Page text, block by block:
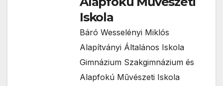
Iskola
Báró Wesselényi Miklós
Alapítványi Általános Iskola
Gimnázium Szakgimnázium és
Alapfokú Művészeti Iskola